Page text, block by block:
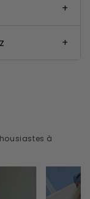
+
+
à